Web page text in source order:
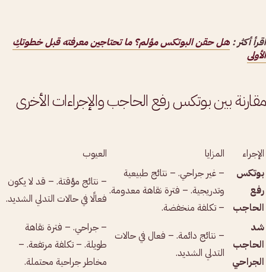
اقرأ أكثر : هل حقن البوتكس مؤلم؟ ما تحتاجين معرفته قبل خطوتكِ
الأولى
مقارنة بين بوتكس رفع الحاجب والإجراءات الأخرى
الإجراء المزايا
العيوب
بوتكس
رفع
الحاجب
– غير جراحي. – نتائج طبيعية
وتدريجية. – فترة نقاهة معدومة.
– تكلفة منخفضة.
– نتائج مؤقتة. – قد لا يكون
فعالًا في حالات التدلي الشديد.
شد
الحاجب
الجراحي
– نتائج دائمة. – فعال في حالات
التدلي الشديد.
– جراحي. – فترة نقاهة
طويلة. – تكلفة مرتفعة. –
مخاطر جراحية محتملة.